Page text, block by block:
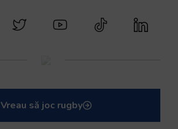
Vreau să joc rugby